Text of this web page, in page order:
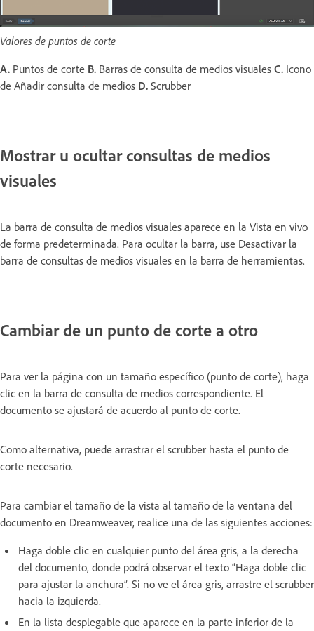
Valores de puntos de corte
A. Puntos de corte B. Barras de consulta de medios visuales C. Icono
de Añadir consulta de medios D. Scrubber
Mostrar u ocultar consultas de medios
visuales
La barra de consulta de medios visuales aparece en la Vista en vivo
de forma predeterminada. Para ocultar la barra, use Desactivar la
barra de consultas de medios visuales en la barra de herramientas.
Cambiar de un punto de corte a otro
Para ver la página con un tamaño específico (punto de corte), haga
clic en la barra de consulta de medios correspondiente. El
documento se ajustará de acuerdo al punto de corte.
Como alternativa, puede arrastrar el scrubber hasta el punto de
corte necesario.
Para cambiar el tamaño de la vista al tamaño de la ventana del
documento en Dreamweaver, realice una de las siguientes acciones:
Haga doble clic en cualquier punto del área gris, a la derecha
del documento, donde podrá observar el texto “Haga doble clic
para ajustar la anchura”. Si no ve el área gris, arrastre el scrubber
hacia la izquierda.
En la lista desplegable que aparece en la parte inferior de la